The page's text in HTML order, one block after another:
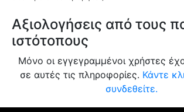
Αξιολογήσεις από τους
ιστότοπους
Μόνο οι εγγεγραμμένοι χρήστες
σε αυτές τις πληροφορίες. Κάντε
συνδεθείτε.